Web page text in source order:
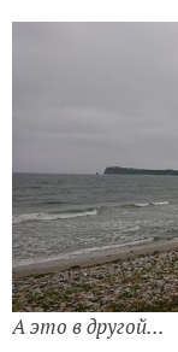
А это в другой...